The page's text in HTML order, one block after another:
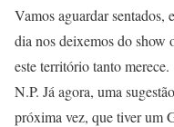
Vamos aguardar sentados,
dia nos deixemos do show
este território tanto merece.
N.P. Já agora, uma
próxima vez, que tiver um